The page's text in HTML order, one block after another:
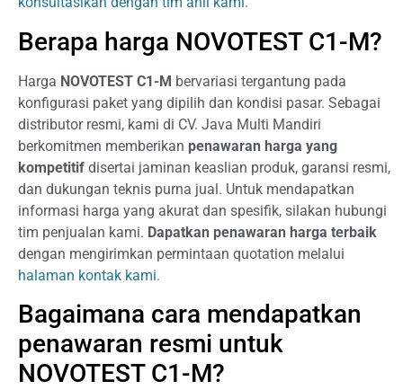
Berapa harga NOVOTEST C1-M?
Harga NOVOTEST C1-M bervariasi tergantung pada
konfigurasi paket yang dipilih dan kondisi pasar. Sebagai
distributor resmi, kami di CV. Java Multi Mandiri
berkomitmen memberikan penawaran harga yang
kompetitif disertai jaminan keaslian produk, garansi resmi,
dan dukungan teknis purna jual. Untuk mendapatkan
informasi harga yang akurat dan spesifik, silakan hubungi
tim penjualan kami. Dapatkan penawaran harga terbaik
dengan mengirimkan permintaan quotation melalui
halaman kontak kami.
Bagaimana cara mendapatkan
penawaran resmi untuk
NOVOTEST C1-M?